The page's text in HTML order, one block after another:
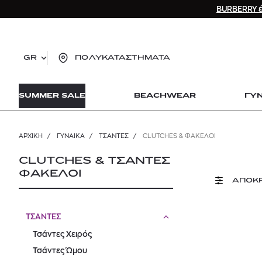
GR ΠΟΛΥΚΑΤΑΣΤΗΜΑΤΑ
SUMMER SALE BEACHWEAR
ΑΡΧΙΚΉ / ΓΥΝΑΙΚΑ / ΤΣΑΝΤΕΣ / CLUTCHES & ΦΆΚΕΛΟΙ
CLUTCHES & ΤΣΑΝΤΕΣ
ΦΑΚΕΛΟΙ
ΤΣΑΝΤΕΣ
Τσάντες Χειρός
Τσάντες Ώμου